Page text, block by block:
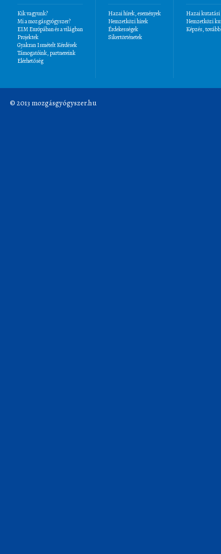
Kik vagyunk?
Mi a mozgásgyógyszer?
EIM Európában és a világban
Projektek
Gyakran Ismételt Kérdések
Támogatóink, partnereink
Elérhetőség
Hazai hírek, események
Nemzetközi hírek
Érdekességek
Sikertörténetek
Hazai kutatási
Nemzetközi
Képzés,
© 2013 mozgásgyógyszer.hu